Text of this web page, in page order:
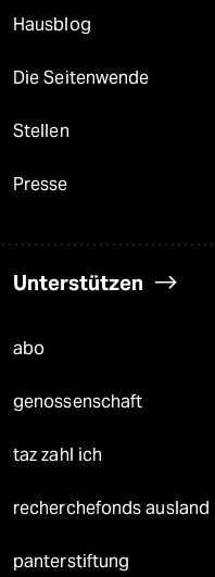
Hausblog
Die Seitenwende
Stellen
Presse
Unterstützen
abo
genossenschaft
taz zahl ich
recherchefonds ausland
panterstiftung